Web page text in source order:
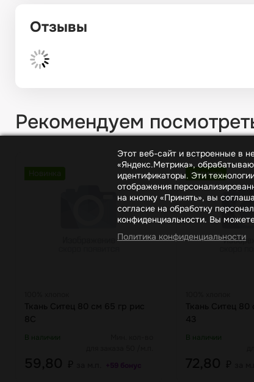
Отзывы
Рекомендуем
Новинка
В наличии
Новинка
В наличии
Этот веб-сайт и встроенные в
«Яндекс.Метрика»,
идентификаторы. Эти
отображения
на кнопку «Принять», вы
согласие на обработку
конфиденциальности. Вы
Политика конфиденциальности